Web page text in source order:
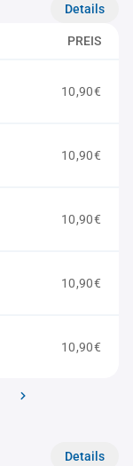
Details
PREIS
10,90€
10,90€
10,90€
10,90€
10,90€
Details